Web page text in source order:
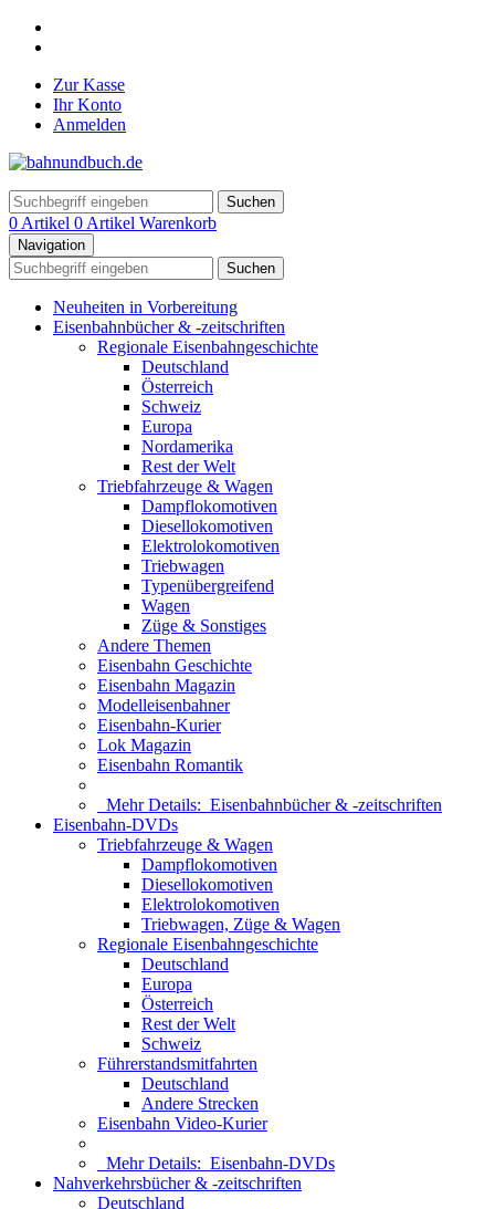
Zur Kasse
Ihr Konto
Anmelden
Suchen
0 Artikel 0 Artikel Warenkorb
Navigation
Suchen
Neuheiten in Vorbereitung
Eisenbahnbücher & -zeitschriften
Regionale Eisenbahngeschichte
Deutschland
Österreich
Schweiz
Europa
Nordamerika
Rest der Welt
Triebfahrzeuge & Wagen
Dampflokomotiven
Diesellokomotiven
Elektrolokomotiven
Triebwagen
Typenübergreifend
Wagen
Züge & Sonstiges
Andere Themen
Eisenbahn Geschichte
Eisenbahn Magazin
Modelleisenbahner
Eisenbahn-Kurier
Lok Magazin
Eisenbahn Romantik
Mehr Details: Eisenbahnbücher & -zeitschriften
Eisenbahn-DVDs
Triebfahrzeuge & Wagen
Dampflokomotiven
Diesellokomotiven
Elektrolokomotiven
Triebwagen, Züge & Wagen
Regionale Eisenbahngeschichte
Deutschland
Europa
Österreich
Rest der Welt
Schweiz
Führerstandsmitfahrten
Deutschland
Andere Strecken
Eisenbahn Video-Kurier
Mehr Details: Eisenbahn-DVDs
Nahverkehrsbücher & -zeitschriften
Deutschland